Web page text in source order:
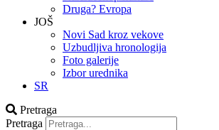
Druga? Evropa
JOŠ
Novi Sad kroz vekove
Uzbudljiva hronologija
Foto galerije
Izbor urednika
SR
Pretraga
Pretraga